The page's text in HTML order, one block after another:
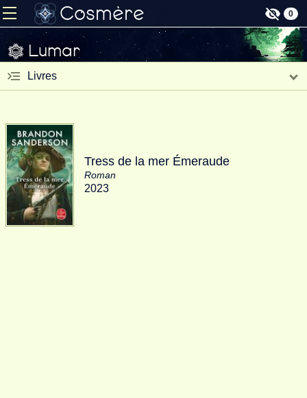
Cosmère 0
Lumar
Livres
Tress de la mer Émeraude
Roman
2023